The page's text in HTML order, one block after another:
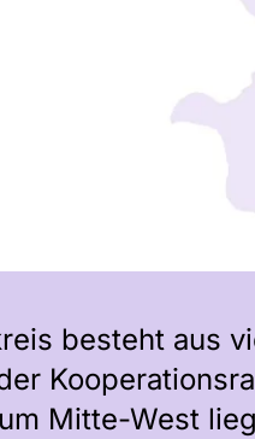
besteht aus
Mitte-West